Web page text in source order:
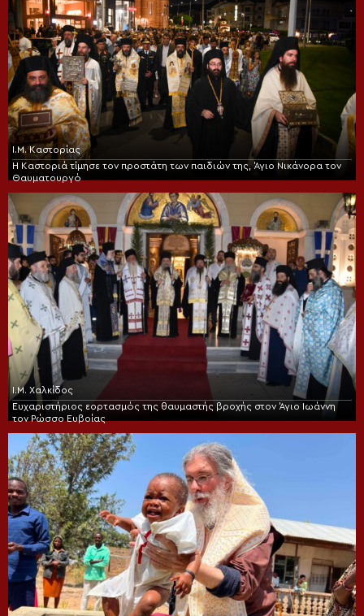
Ι.Μ. Καστορίας
Η Καστοριά τίμησε τον προστάτη των παιδιών της, Άγιο Νικάνορα τον
Θαυματουργό
Ι.Μ. Χαλκίδος
Ευχαριστήριος εορτασμός της θαυμαστής βροχής στον Άγιο Ιωάννη
τον Ρώσσο Ευβοίας